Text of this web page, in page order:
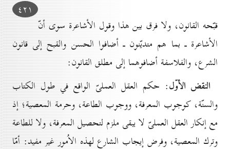
٤۲۱
قبّحه القانون، ولا فرق بين هذا وقول الأشاعرة سوى أنّ
الأشاعرة ـ بما هم متديّنون ـ أضافوا الحسن والقبح إلى قانون
الشرع، والفلاسفة أضافوهما إلى مطلق القانون:
النقض الأوّل: حكم العقل العملىّ الواقع في طول الكتاب
والسنّة، كوجوب المعرفة، ووجوب الطاعة، وحرمة المعصية؛ إذ
مع إنكار العقل العملىّ لا يبقى ملزم لتحصيل المعرفة، ولا للطاعة
وترك المعصية، وفرض إيجاب الشارع لهذه الاُمور غير مفيد: أمّا